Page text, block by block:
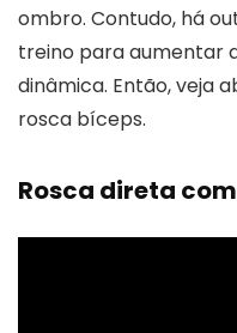
ombro. Contudo, há
treino para aumentar
dinâmica. Então, veja
rosca bíceps.
Rosca direta